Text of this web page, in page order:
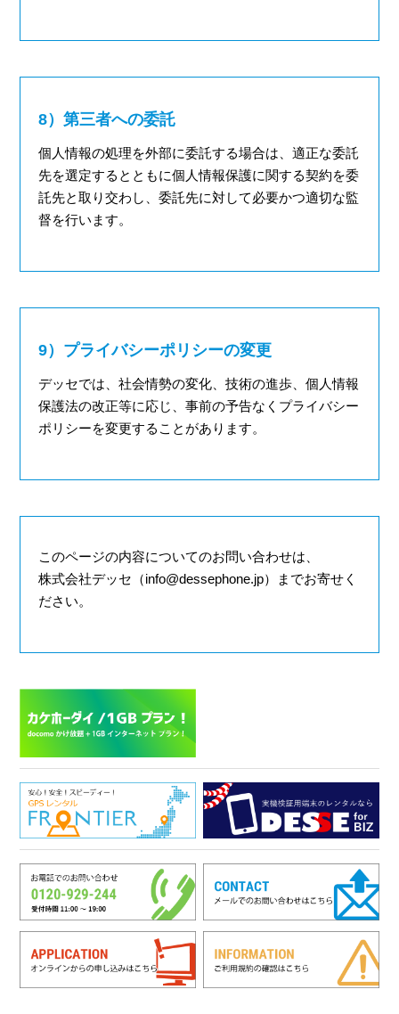
8）第三者への委託
個人情報の処理を外部に委託する場合は、適正な委託
先を選定するとともに個人情報保護に関する契約を委
託先と取り交わし、委託先に対して必要かつ適切な監
督を行います。
9）プライバシーポリシーの変更
デッセでは、社会情勢の変化、技術の進歩、個人情報
保護法の改正等に応じ、事前の予告なくプライバシー
ポリシーを変更することがあります。
このページの内容についてのお問い合わせは、
株式会社デッセ（info@dessephone.jp）までお寄せく
ださい。